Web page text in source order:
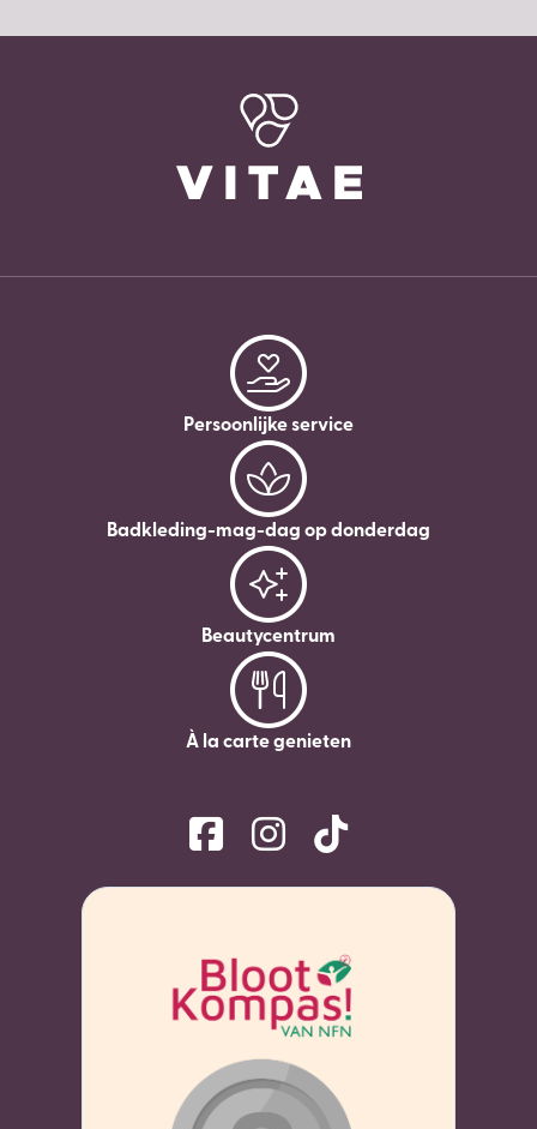
Persoonlijke service
Badkleding-mag-dag op donderdag
Beautycentrum
À la carte genieten